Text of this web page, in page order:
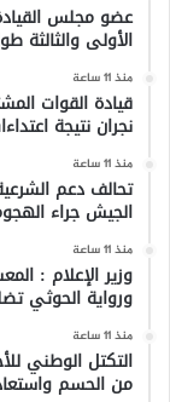
عضو مجلس
الأولى والثالثة
منذ 11 ساعة
نجران نتيجة
منذ 11 ساعة
تحالف دعم
الجيش جراء
منذ 11 ساعة
وزير الإعلام :
ورواية الحوثي
منذ 11 ساعة
التكتل الوطني
من الحسم